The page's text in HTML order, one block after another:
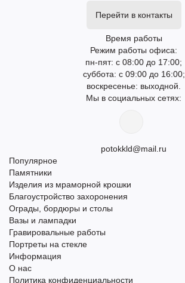
Перейти в контакты
Время работы
Режим работы офиса:
пн-пят: с 08:00 до 17:00;
суббота: с 09:00 до 16:00;
воскресенье: выходной.
Мы в социальных сетях:
potokkld@mail.ru
Популярное
Памятники
Изделия из мраморной крошки
Благоустройство захоронения
Ограды, бордюры и столы
Вазы и лампадки
Гравировальные работы
Портреты на стекле
Информация
О нас
Политика конфиденциальности